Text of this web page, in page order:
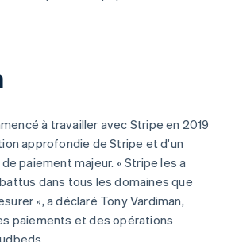
à travailler avec Stripe en 2019
approfondie de Stripe et d'un
paiement majeur. « Stripe les a
dans tous les domaines que
», a déclaré Tony Vardiman,
paiements et des opérations